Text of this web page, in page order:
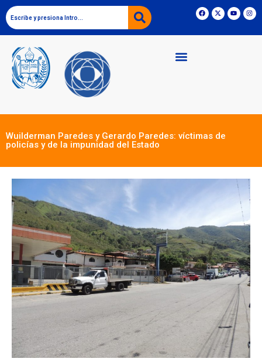
Wuilderman Paredes y Gerardo Paredes: víctimas de
policías y de la impunidad del Estado